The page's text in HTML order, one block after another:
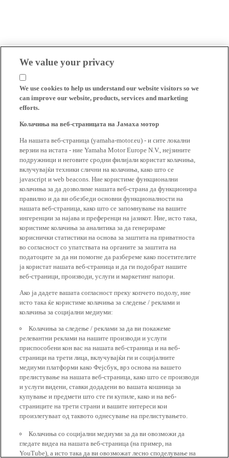
We value your privacy
We use cookies to help us understand our website visitors so we
can improve our website, products, services and marketing
efforts.
Колачиња на веб-страницата на Јамаха мотор
На нашата веб-страница (yamaha-motor.eu) - и сите локални
верзии на истата - ние Yamaha Motor Europe N.V., нејзините
подружници и неговите сродни филијали користат колачиња,
вклучувајќи техники слични на колачиња, како што се
javascript и web beacons. Ние користиме функционални
колачиња за да дозволиме нашата веб-страна да функционира
правилно и да ви обезбеди основни функционалности на
нашата веб-страница, како што се запомнување на вашите
ингеренции за најава и преференци на јазикот. Ние, исто така,
користиме колачиња за аналитика за да генерираме
кориснички статистики на основа за заштита на приватноста
во согласност со упатствата на органите за заштита на
податоците за да ни помогне да разбереме како посетителите
ја користат нашата веб-страница и да ги подобрат нашите
веб-страници, производи, услуги и маркетинг напори.
Ако ја дадете вашата согласност преку копчето подолу, ние
исто така ќе користиме колачиња за следење / реклами и
колачиња за социјални медиуми:
Колачиња за следење / реклами за да ви покажеме
релевантни реклами на нашите производи и услуги
приспособени кон вас на нашата веб-страница и на веб-
страници на трети лица, вклучувајќи ги и социјалните
медиуми платформи како Фејсбук, врз основа на вашето
прелистување на нашата веб-страница, како што се производи
и услуги видени, ставки додадени во вашата кошница за
купување и предмети што сте ги купиле, како и на веб-
страниците на трети страни и вашите интереси кои
произлегуваат од таквото однесување на прелистувањето.
Колачиња со социјални медиуми за да ви овозможи да
гледате видеа на нашата веб-страница (на пример, на
YouTube), а исто така да ви овозможат лесно споделување на